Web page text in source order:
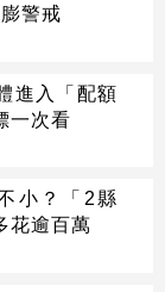
警戒
進入「配額
一次看
小？「2縣
花逾百萬